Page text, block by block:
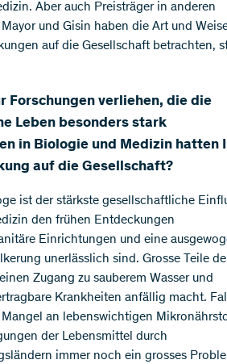
Aber auch Preisträger in anderen
und Gisin haben die Art und
auf die Gesellschaft betrachten,
Forschungen verliehen, die die
Leben besonders stark
in Biologie und Medizin hatten
auf die Gesellschaft?
ist der stärkste gesellschaftliche
den frühen Entdeckungen
Einrichtungen und eine
unerlässlich sind. Grosse Teile
Zugang zu sauberem Wasser und
Krankheiten anfällig macht.
an lebenswichtigen
der Lebensmittel durch
immer noch ein grosses